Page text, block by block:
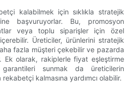
kalabilmek için sıklıkla stratejik
başvuruyorlar. Bu, promosyon
veya toplu siparişler için özel
Üreticiler, ürünlerini stratejik
fazla müşteri çekebilir ve pazarda
Ek olarak, rakiplerle fiyat eşleştirme
sunmak da üreticilerin
kalmasına yardımcı olabilir.